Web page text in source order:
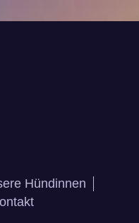
Hündinnen